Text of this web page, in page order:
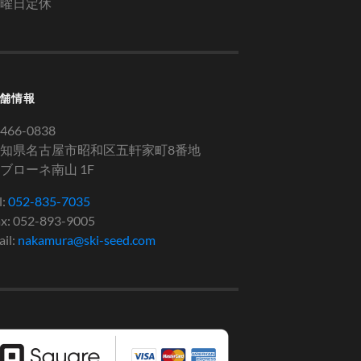
情報
0838
県名古屋市昭和区五軒家町8番地
ローネ南山 1F
052-835-7035
052-893-9005
nakamura@ski-seed.com